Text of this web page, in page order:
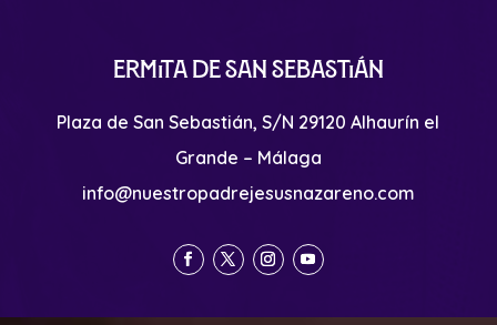
Ermita de San Sebastián
Plaza de San Sebastián, S/N 29120 Alhaurín el
Grande – Málaga
info@nuestropadrejesusnazareno.com